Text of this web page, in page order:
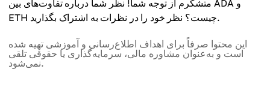
کاردانو
در حال رشد، متمرکز بر برنامه‌های واقعی
بهبود یافته با PoS
کاردانو
از ابتدا بهینه در مصرف انرژی
متشکرم از توجه شما! نظر شما درباره تفاوت‌های بین ADA و
ETH چیست؟ نظر خود را در نظرات به اشتراک بگذارید.
این محتوا صرفاً برای اهداف اطلاع‌رسانی و آموزشی تهیه شده
است و به‌عنوان مشاوره مالی، سرمایه‌گذاری یا حقوقی تلقی
نمی‌شود.